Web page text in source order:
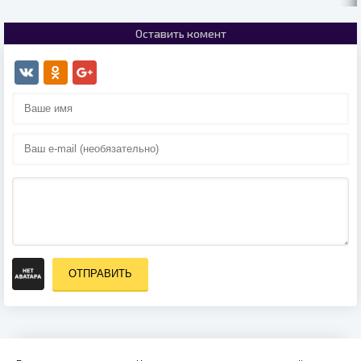
Оставить комент
ОТПРАВИТЬ